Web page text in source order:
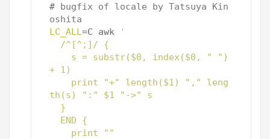
# bugfix of locale by Tatsuya Kin
oshita
LC_ALL=C awk
'
  /^[^;]/ {
+ 1)
th(s) ":" $1 "->" s
  }
  END {
    print ""